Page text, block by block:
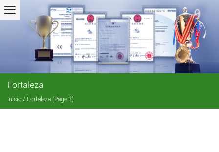
Fortaleza
Inicio / Fortaleza (Page 3)